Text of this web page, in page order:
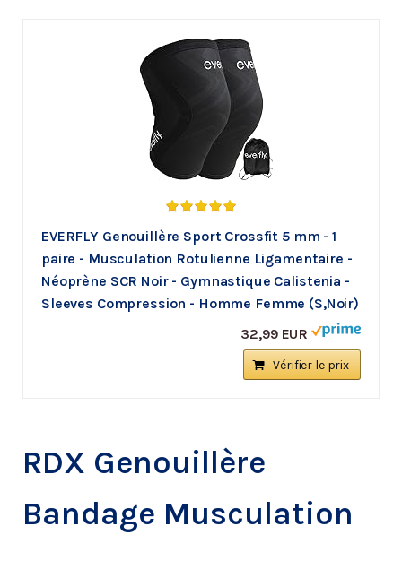
EVERFLY Genouillère Sport Crossfit 5 mm - 1
paire - Musculation Rotulienne Ligamentaire -
Néoprène SCR Noir - Gymnastique Calistenia -
Sleeves Compression - Homme Femme (S,Noir)
32,99 EUR
Vérifier le prix
RDX Genouillère
Bandage Musculation